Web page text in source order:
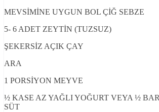
MEVSİMİNE UYGUN BOL ÇİĞ SEBZE
5- 6 ADET ZEYTİN (TUZSUZ)
ŞEKERSİZ AÇIK ÇAY
ARA
1 PORSİYON MEYVE
½ KASE AZ YAĞLI YOĞURT VEYA ½
SÜT